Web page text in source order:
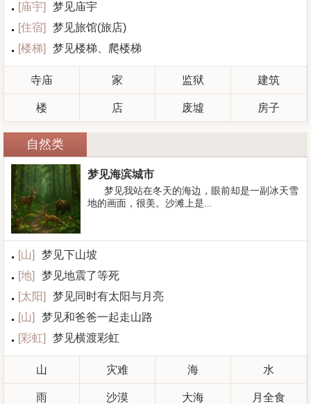
[庙宇]
梦见庙宇
[住宿]
梦见旅馆(旅店)
[楼梯] 梦见楼梯、爬楼梯
寺庙 家 监狱 建筑
楼 店 废墟 房子
自然类
梦见海滨城市
梦见我站在冬天的海边，眼前却是一副冰天雪
地的画面，很美。沙滩上是...
[山]
梦见下山坡
[地]
梦见地震了等死
[太阳]
梦见同时有太阳与月亮
[山]
梦见和爸爸一起走山路
[彩虹] 梦见横渡彩虹
山 灾难 海 水
雨 沙漠 大海 月全食